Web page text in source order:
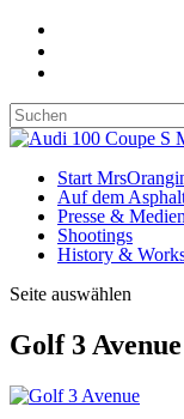
Start
Auf dem
Presse & Medien
Shootings
History &
Seite auswählen
Golf 3 Avenue